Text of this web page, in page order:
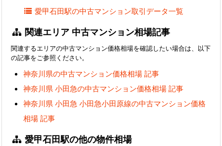
愛甲石田駅の中古マンション取引データ一覧
関連エリア 中古マンション相場記事
関連するエリアの中古マンション価格相場を確認したい場合は、以下
の記事をご参照ください。
神奈川県の中古マンション価格相場 記事
神奈川県 小田急の中古マンション価格相場 記事
神奈川県 小田急 小田急小田原線の中古マンション価格
相場 記事
愛甲石田駅の他の物件相場